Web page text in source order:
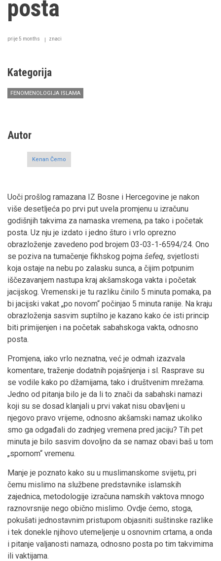
posta
prije 5 months znaci
Kategorija
FENOMENOLOGIJA ISLAMA
Autor
Kenan Čemo
Uoči prošlog ramazana IZ Bosne i Hercegovine je nakon
više desetljeća po prvi put uvela promjenu u izračunu
godišnjih takvima za namaska vremena, pa tako i početak
posta. Uz nju je izdato i jedno šturo i vrlo oprezno
obrazloženje zavedeno pod brojem 03-03-1-6594/24. Ono
se poziva na tumačenje fikhskog pojma šefeq, svjetlosti
koja ostaje na nebu po zalasku sunca, a čijim potpunim
iščezavanjem nastupa kraj akšamskoga vakta i početak
jacijskog. Vremenski je tu razliku činilo 5 minuta pomaka, pa
bi jacijski vakat „po novom“ počinjao 5 minuta ranije. Na kraju
obrazloženja sasvim suptilno je kazano kako će isti princip
biti primijenjen i na početak sabahskoga vakta, odnosno
posta.
Promjena, iako vrlo neznatna, već je odmah izazvala
komentare, traženje dodatnih pojašnjenja i sl. Rasprave su
se vodile kako po džamijama, tako i društvenim mrežama.
Jedno od pitanja bilo je da li to znači da sabahski namazi
koji su se dosad klanjali u prvi vakat nisu obavljeni u
njegovo pravo vrijeme, odnosno akšamski namaz ukoliko
smo ga odgađali do zadnjeg vremena pred jaciju? Tih pet
minuta je bilo sasvim dovoljno da se namaz obavi baš u tom
„spornom“ vremenu.
Manje je poznato kako su u muslimanskome svijetu, pri
čemu mislimo na službene predstavnike islamskih
zajednica, metodologije izračuna namskih vaktova mnogo
raznovrsnije nego obično mislimo. Ovdje ćemo, stoga,
pokušati jednostavnim pristupom objasniti suštinske razlike
i tek donekle njihovo utemeljenje u osnovnim crtama, a onda
i pitanje valjanosti namaza, odnosno posta po tim takvimima
ili vaktijama.